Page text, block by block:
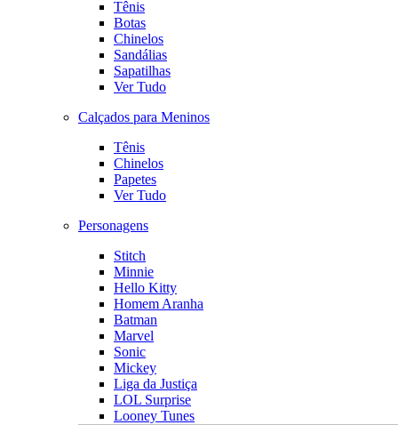
Tênis
Botas
Chinelos
Sandálias
Sapatilhas
Ver Tudo
Calçados para Meninos
Tênis
Chinelos
Papetes
Ver Tudo
Personagens
Stitch
Minnie
Hello Kitty
Homem Aranha
Batman
Marvel
Sonic
Mickey
Liga da Justiça
LOL Surprise
Looney Tunes